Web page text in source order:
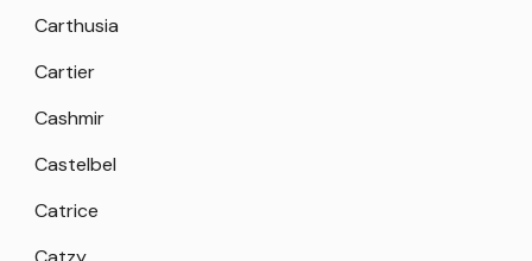
Carthusia
Cartier
Cashmir
Castelbel
Catrice